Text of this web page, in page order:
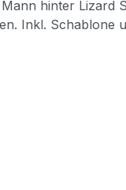
hinter
Inkl. Schablone